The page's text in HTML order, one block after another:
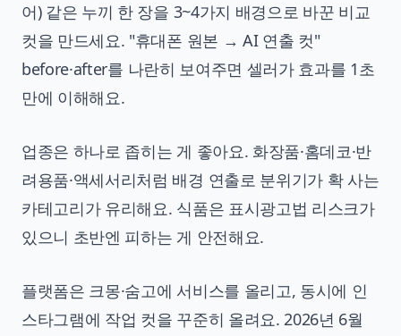
어) 같은 누끼 한 장을 3~4가지 배경으로 바꾼 비교
컷을 만드세요. "휴대폰 원본 → AI 연출 컷"
before·after를 나란히 보여주면 셀러가 효과를 1초
만에 이해해요.
업종은 하나로 좁히는 게 좋아요. 화장품·홈데코·반
려용품·액세서리처럼 배경 연출로 분위기가 확 사는
카테고리가 유리해요. 식품은 표시광고법 리스크가
있으니 초반엔 피하는 게 안전해요.
플랫폼은 크몽·숨고에 서비스를 올리고, 동시에 인
스타그램에 작업 컷을 꾸준히 올려요. 2026년 6월